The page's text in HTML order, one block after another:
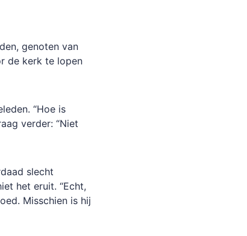
genoten van
de kerk te lopen
“Hoe is
verder: “Niet
slecht
het eruit. “Echt,
Misschien is hij